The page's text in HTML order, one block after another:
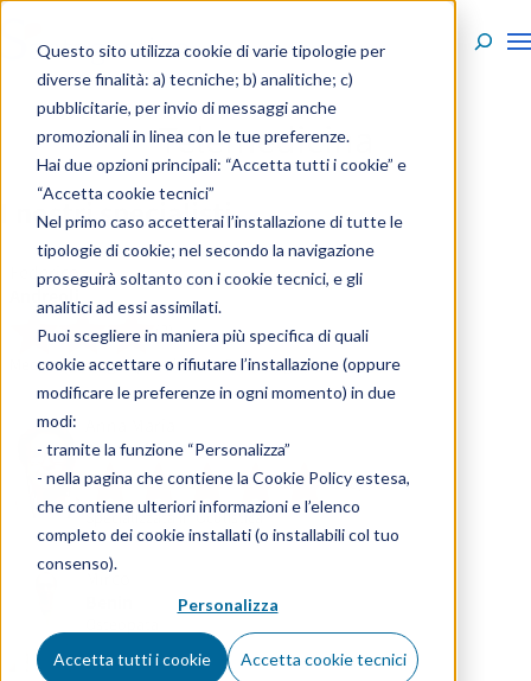
Questo sito utilizza cookie di varie tipologie per
diverse finalità: a) tecniche; b) analitiche; c)
pubblicitarie, per invio di messaggi anche
promozionali in linea con le tue preferenze.
Hai due opzioni principali: “Accetta tutti i cookie” e
“Accetta cookie tecnici”
Nel primo caso accetterai l’installazione di tutte le
tipologie di cookie; nel secondo la navigazione
proseguirà soltanto con i cookie tecnici, e gli
analitici ad essi assimilati.
Puoi scegliere in maniera più specifica di quali
cookie accettare o rifiutare l’installazione (oppure
modificare le preferenze in ogni momento) in due
modi:
- tramite la funzione “Personalizza”
- nella pagina che contiene la Cookie Policy estesa,
che contiene ulteriori informazioni e l’elenco
completo dei cookie installati (o installabili col tuo
consenso).
Personalizza
Accetta tutti i cookie Accetta cookie tecnici
Telemedicina
I nostri specialisti
Federico
Andreoli
(2)
Medico Chirurgo Specialista in Cardiologia
Antonelli
(116)
Specializzata in Oculistica
Mirco